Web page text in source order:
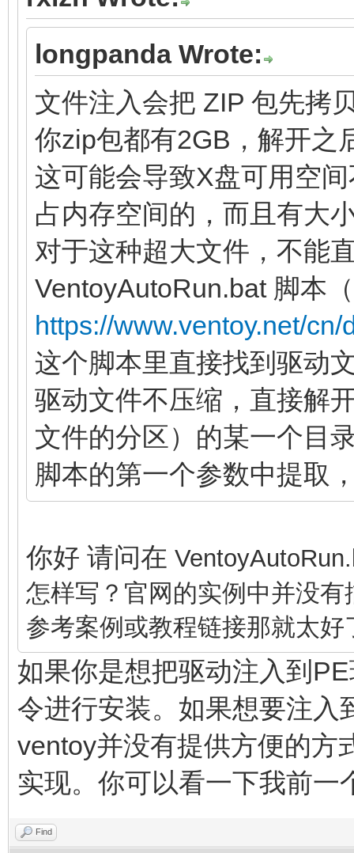
longpanda Wrote:
文件注入会把 ZIP 包先拷
你zip包都有2GB，解开之
这可能会导致X盘可用空
占内存空间的，而且有大
对于这种超大文件，不能
VentoyAutoRun.bat 脚本
https://www.ventoy.net/
这个脚本里直接找到驱动
驱动文件不压缩，直接解
文件的分区）的某一个目
脚本的第一个参数中提取
你好 请问在
怎样写？官网的实例中并没有
参考案例或教程链接那就太
如果你是想把驱动注入到
令进行安装。如果想要注入
ventoy并没有提供方便的方
实现。你可以看一下我前一
Find